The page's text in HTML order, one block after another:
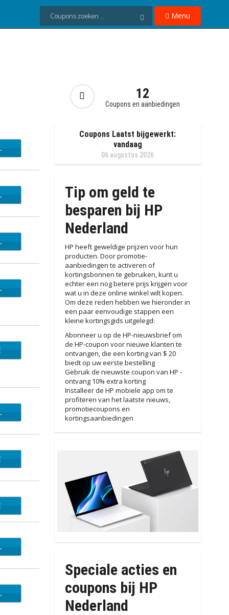
Menu
12
Coupons en aanbiedingen
Coupons Laatst bijgewerkt:
vandaag
06 augustus 2026
Tip om geld te
besparen bij HP
Nederland
HP heeft geweldige prijzen voor hun
producten. Door promotie-
aanbiedingen te activeren of
kortingsbonnen te gebruiken, kunt u
echter een nog betere prijs krijgen voor
wat u in deze online winkel wilt kopen.
Om deze reden hebben we hieronder in
een paar eenvoudige stappen een
kleine kortingsgids uitgelegd:
Abonneer u op de HP-nieuwsbrief om
de HP-coupon voor nieuwe klanten te
ontvangen, die een korting van $ 20
biedt op uw eerste bestelling
Gebruik de nieuwste coupon van HP -
ontvang 10% extra korting
Installeer de HP mobiele app om te
profiteren van het laatste nieuws,
promotiecoupons en
kortingsaanbiedingen
Speciale acties en
coupons bij HP
Nederland